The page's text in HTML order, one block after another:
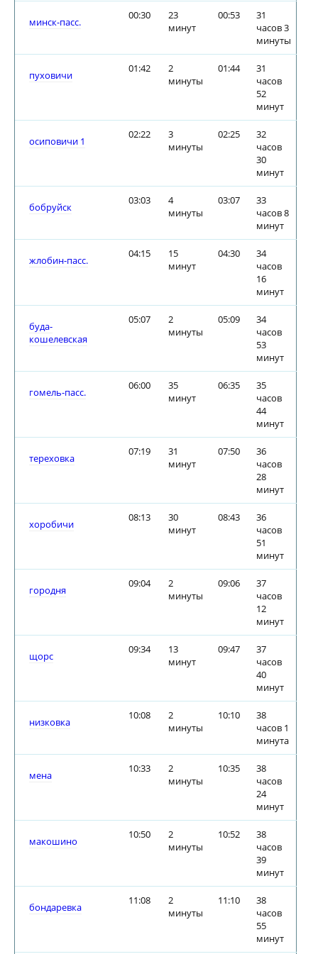
минск-пасс.
00:30
23
минут
00:53
31
часов 3
минуты
пуховичи
01:42
2
минуты
01:44
31
часов
52
минут
осиповичи 1
02:22
3
минуты
02:25
32
часов
30
минут
бобруйск
03:03
4
минуты
03:07
33
часов 8
минут
жлобин-пасс.
04:15
15
минут
04:30
34
часов
16
минут
буда-
кошелевская
05:07
2
минуты
05:09
34
часов
53
минут
гомель-пасс.
06:00
35
минут
06:35
35
часов
44
минут
тереховка
07:19
31
минут
07:50
36
часов
28
минут
хоробичи
08:13
30
минут
08:43
36
часов
51
минут
городня
09:04
2
минуты
09:06
37
часов
12
минут
щорс
09:34
13
минут
09:47
37
часов
40
минут
низковка
10:08
2
минуты
10:10
38
часов 1
минута
мена
10:33
2
минуты
10:35
38
часов
24
минут
макошино
10:50
2
минуты
10:52
38
часов
39
минут
бондаревка
11:08
2
минуты
11:10
38
часов
55
минут